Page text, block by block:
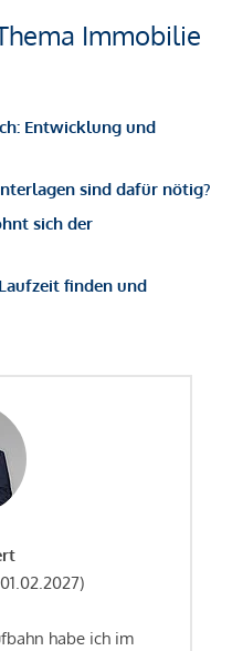
Immobilie
Entwicklung und
sind dafür nötig?
sich der
finden und
habe ich im